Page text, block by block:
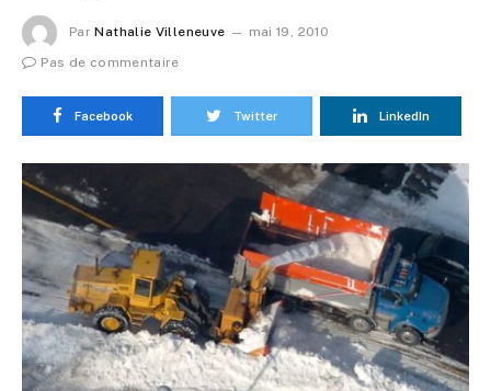
Par Nathalie Villeneuve
mai 19, 2010
Pas de commentaire
Facebook Twitter LinkedIn